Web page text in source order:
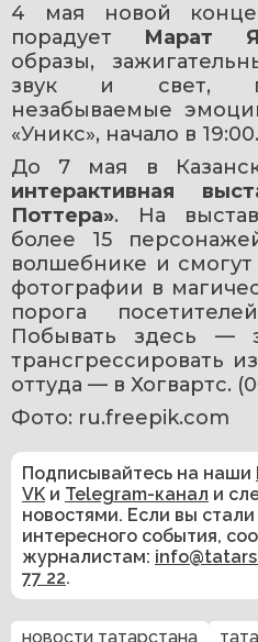
4 мая новой
порадует Марат
образы,
звук и свет,
незабываемые
«Уникс», начало в
интерактивная
Поттера». На
более 15
волшебнике и
фотографии в
порога
Побывать здесь —
трансгрессировать
оттуда — в Хогвартс.
Фото: ru.freepik.com
Подписывайтесь на наши
VK и Telegram-канал и
новостями. Если вы
интересного события,
журналистам:
77 22.
новости татарстана